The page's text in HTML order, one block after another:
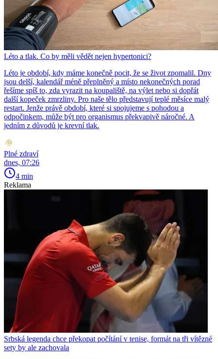
Léto a tlak. Co by měli vědět nejen hypertonici?
Léto je období, kdy máme konečně pocit, že se život zpomalil. Dny
jsou delší, kalendář méně přeplněný a místo nekonečných porad
řešíme spíš to, zda vyrazit na koupaliště, na výlet nebo si dopřát
další kopeček zmrzliny. Pro naše tělo představují teplé měsíce malý
restart. Jenže právě období, které si spojujeme s pohodou a
odpočinkem, může být pro organismus překvapivě náročné. A
jedním z důvodů je krevní tlak.
Plné zdraví
dnes, 07:26
4 min
Reklama
Srbská legenda chce překopat počítání v tenise, formát na tři vítězné
sety by ale zachovala